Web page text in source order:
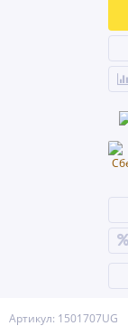
Артикул: 1501707UG